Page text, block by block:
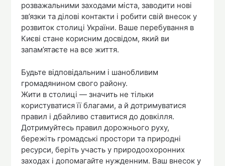
розважальними заходами міста, заводити нові
зв’язки та ділові контакти і робити свій внесок у
розвиток столиці України. Ваше перебування в
Києві стане корисним досвідом, який ви
запам’ятаєте на все життя.
Будьте відповідальним і шанобливим
громадянином свого району.
Жити в столиці — значить не тільки
користуватися її благами, а й дотримуватися
правил і дбайливо ставитися до довкілля.
Дотримуйтесь правил дорожнього руху,
бережіть громадські простори та природні
ресурси, беріть участь у природоохоронних
заходах і допомагайте нужденним. Ваш внесок у